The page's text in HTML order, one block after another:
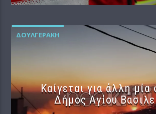
ΔΟΥΛΓΕΡΆΚΗ
Καίγεται για άλλη
Δήμος Αγίου